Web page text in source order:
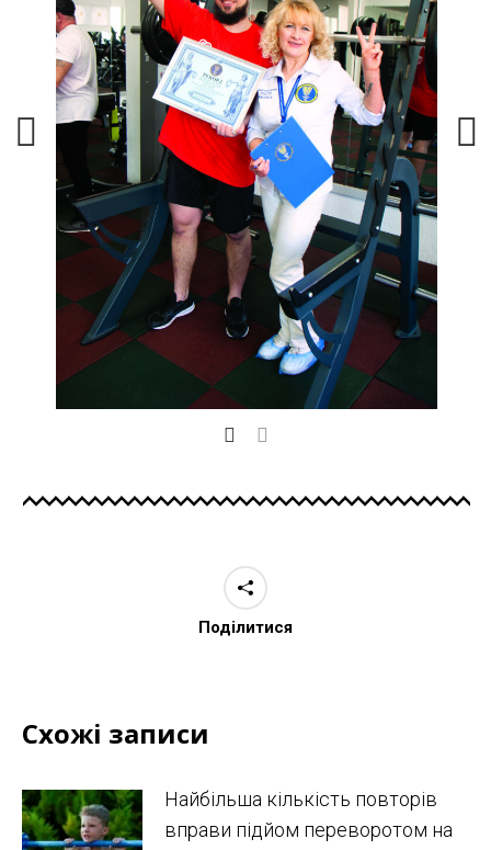
Поділитися
Схожі записи
Найбільша кількість повторів
вправи підйом переворотом на